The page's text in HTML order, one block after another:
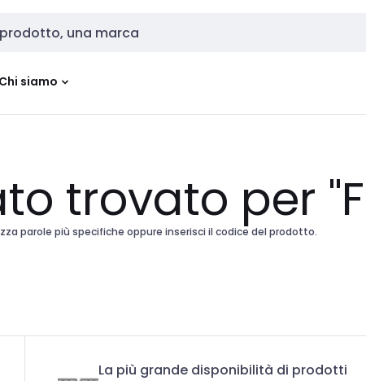
Chi siamo
trovato per
parole più specifiche oppure inserisci il codice del prodotto.
La più grande disponibilità di prodotti